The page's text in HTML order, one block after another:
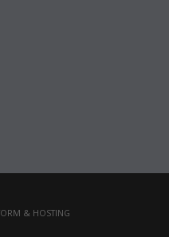
& HOSTING